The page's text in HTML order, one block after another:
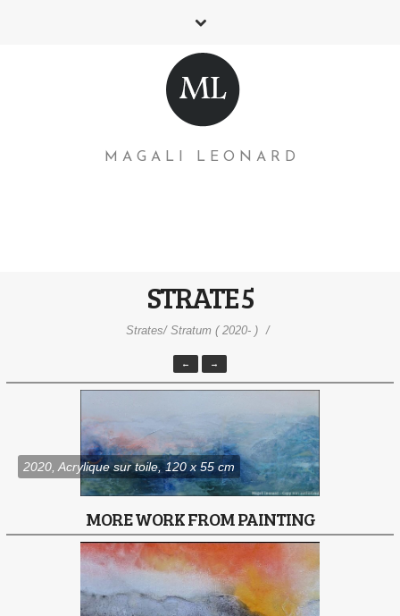
MAGALI LEONARD
STRATE 5
Strates/ Stratum ( 2020- )
← →
2020, Acrylique sur toile, 120 x 55 cm
MORE WORK FROM PAINTING